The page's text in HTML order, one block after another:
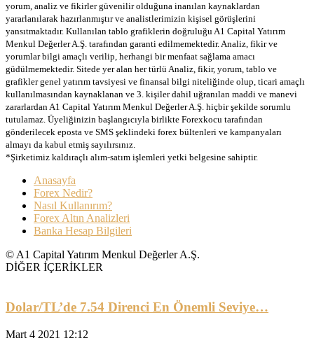
yorum, analiz ve fikirler güvenilir olduğuna inanılan kaynaklardan
yararlanılarak hazırlanmıştır ve analistlerimizin kişisel görüşlerini
yansıtmaktadır. Kullanılan tablo grafiklerin doğruluğu A1 Capital Yatırım
Menkul Değerler A.Ş. tarafından garanti edilmemektedir. Analiz, fikir ve
yorumlar bilgi amaçlı verilip, herhangi bir menfaat sağlama amacı
güdülmemektedir. Sitede yer alan her türlü Analiz, fikir, yorum, tablo ve
grafikler genel yatırım tavsiyesi ve finansal bilgi niteliğinde olup, ticari amaçlı
kullanılmasından kaynaklanan ve 3. kişiler dahil uğranılan maddi ve manevi
zararlardan A1 Capital Yatırım Menkul Değerler A.Ş. hiçbir şekilde sorumlu
tutulamaz. Üyeliğinizin başlangıcıyla birlikte Forexkocu tarafından
gönderilecek eposta ve SMS şeklindeki forex bültenleri ve kampanyaları
almayı da kabul etmiş sayılırsınız.
*Şirketimiz kaldıraçlı alım-satım işlemleri yetki belgesine sahiptir.
Anasayfa
Forex Nedir?
Nasıl Kullanırım?
Forex Altın Analizleri
Banka Hesap Bilgileri
© A1 Capital Yatırım Menkul Değerler A.Ş.
DİĞER İÇERİKLER
Dolar/TL’de 7.54 Direnci En Önemli Seviye…
Mart 4 2021 12:12